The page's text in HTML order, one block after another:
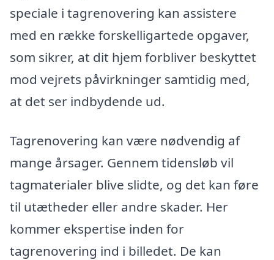
speciale i tagrenovering kan assistere
med en række forskelligartede opgaver,
som sikrer, at dit hjem forbliver beskyttet
mod vejrets påvirkninger samtidig med,
at det ser indbydende ud.
Tagrenovering kan være nødvendig af
mange årsager. Gennem tidensløb vil
tagmaterialer blive slidte, og det kan føre
til utætheder eller andre skader. Her
kommer ekspertise inden for
tagrenovering ind i billedet. De kan